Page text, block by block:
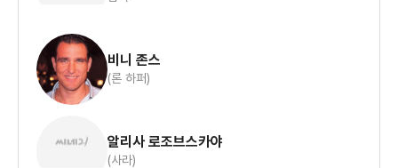
비니 존스
(론 하퍼)
알리사 로조브스카야
(사라)